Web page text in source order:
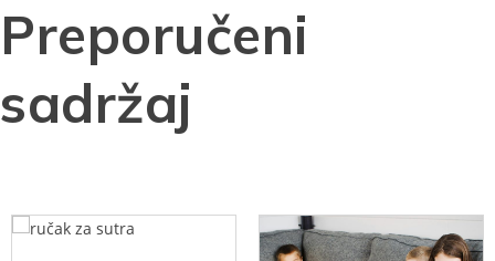
Preporučeni
sadržaj